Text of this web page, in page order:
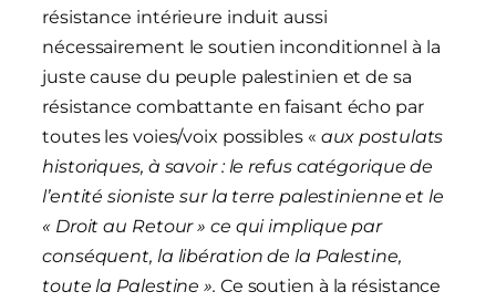
résistance intérieure induit aussi
nécessairement le soutien inconditionnel à la
juste cause du peuple palestinien et de sa
résistance combattante en faisant écho par
toutes les voies/voix possibles « aux postulats
historiques, à savoir : le refus catégorique de
l’entité sioniste sur la terre palestinienne et le
« Droit au Retour » ce qui implique par
conséquent, la libération de la Palestine,
toute la Palestine ». Ce soutien à la résistance